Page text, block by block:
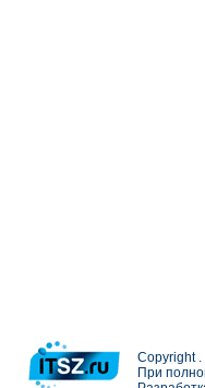
Copyright
При